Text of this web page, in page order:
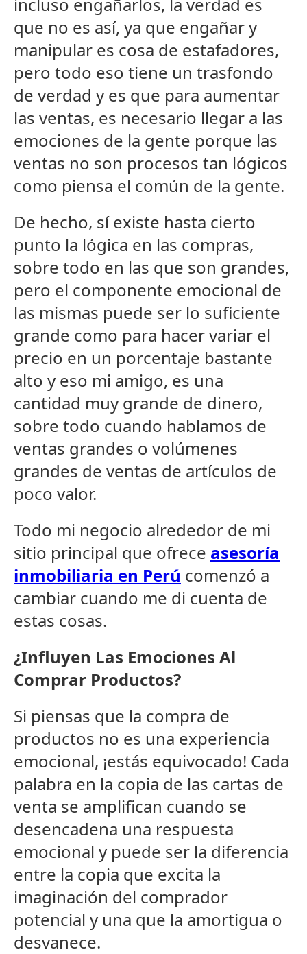
que no es así, ya que engañar y
manipular es cosa de estafadores,
pero todo eso tiene un trasfondo
de verdad y es que para aumentar
las ventas, es necesario llegar a las
emociones de la gente porque las
ventas no son procesos tan lógicos
como piensa el común de la gente.
De hecho, sí existe hasta cierto
punto la lógica en las compras,
sobre todo en las que son grandes,
pero el componente emocional de
las mismas puede ser lo suficiente
grande como para hacer variar el
precio en un porcentaje bastante
alto y eso mi amigo, es una
cantidad muy grande de dinero,
sobre todo cuando hablamos de
ventas grandes o volúmenes
grandes de ventas de artículos de
poco valor.
Todo mi negocio alrededor de mi
sitio principal que ofrece asesoría
inmobiliaria en Perú comenzó a
cambiar cuando me di cuenta de
estas cosas.
¿Influyen Las Emociones Al
Comprar Productos?
Si piensas que la compra de
productos no es una experiencia
emocional, ¡estás equivocado! Cada
palabra en la copia de las cartas de
venta se amplifican cuando se
desencadena una respuesta
emocional y puede ser la diferencia
entre la copia que excita la
imaginación del comprador
potencial y una que la amortigua o
desvanece.